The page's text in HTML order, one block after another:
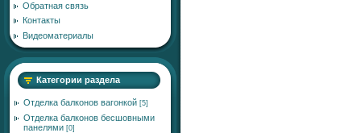
Обратная связь
Контакты
Видеоматериалы
Категории раздела
Отделка балконов вагонкой [5]
Отделка балконов бесшовными
панелями [0]